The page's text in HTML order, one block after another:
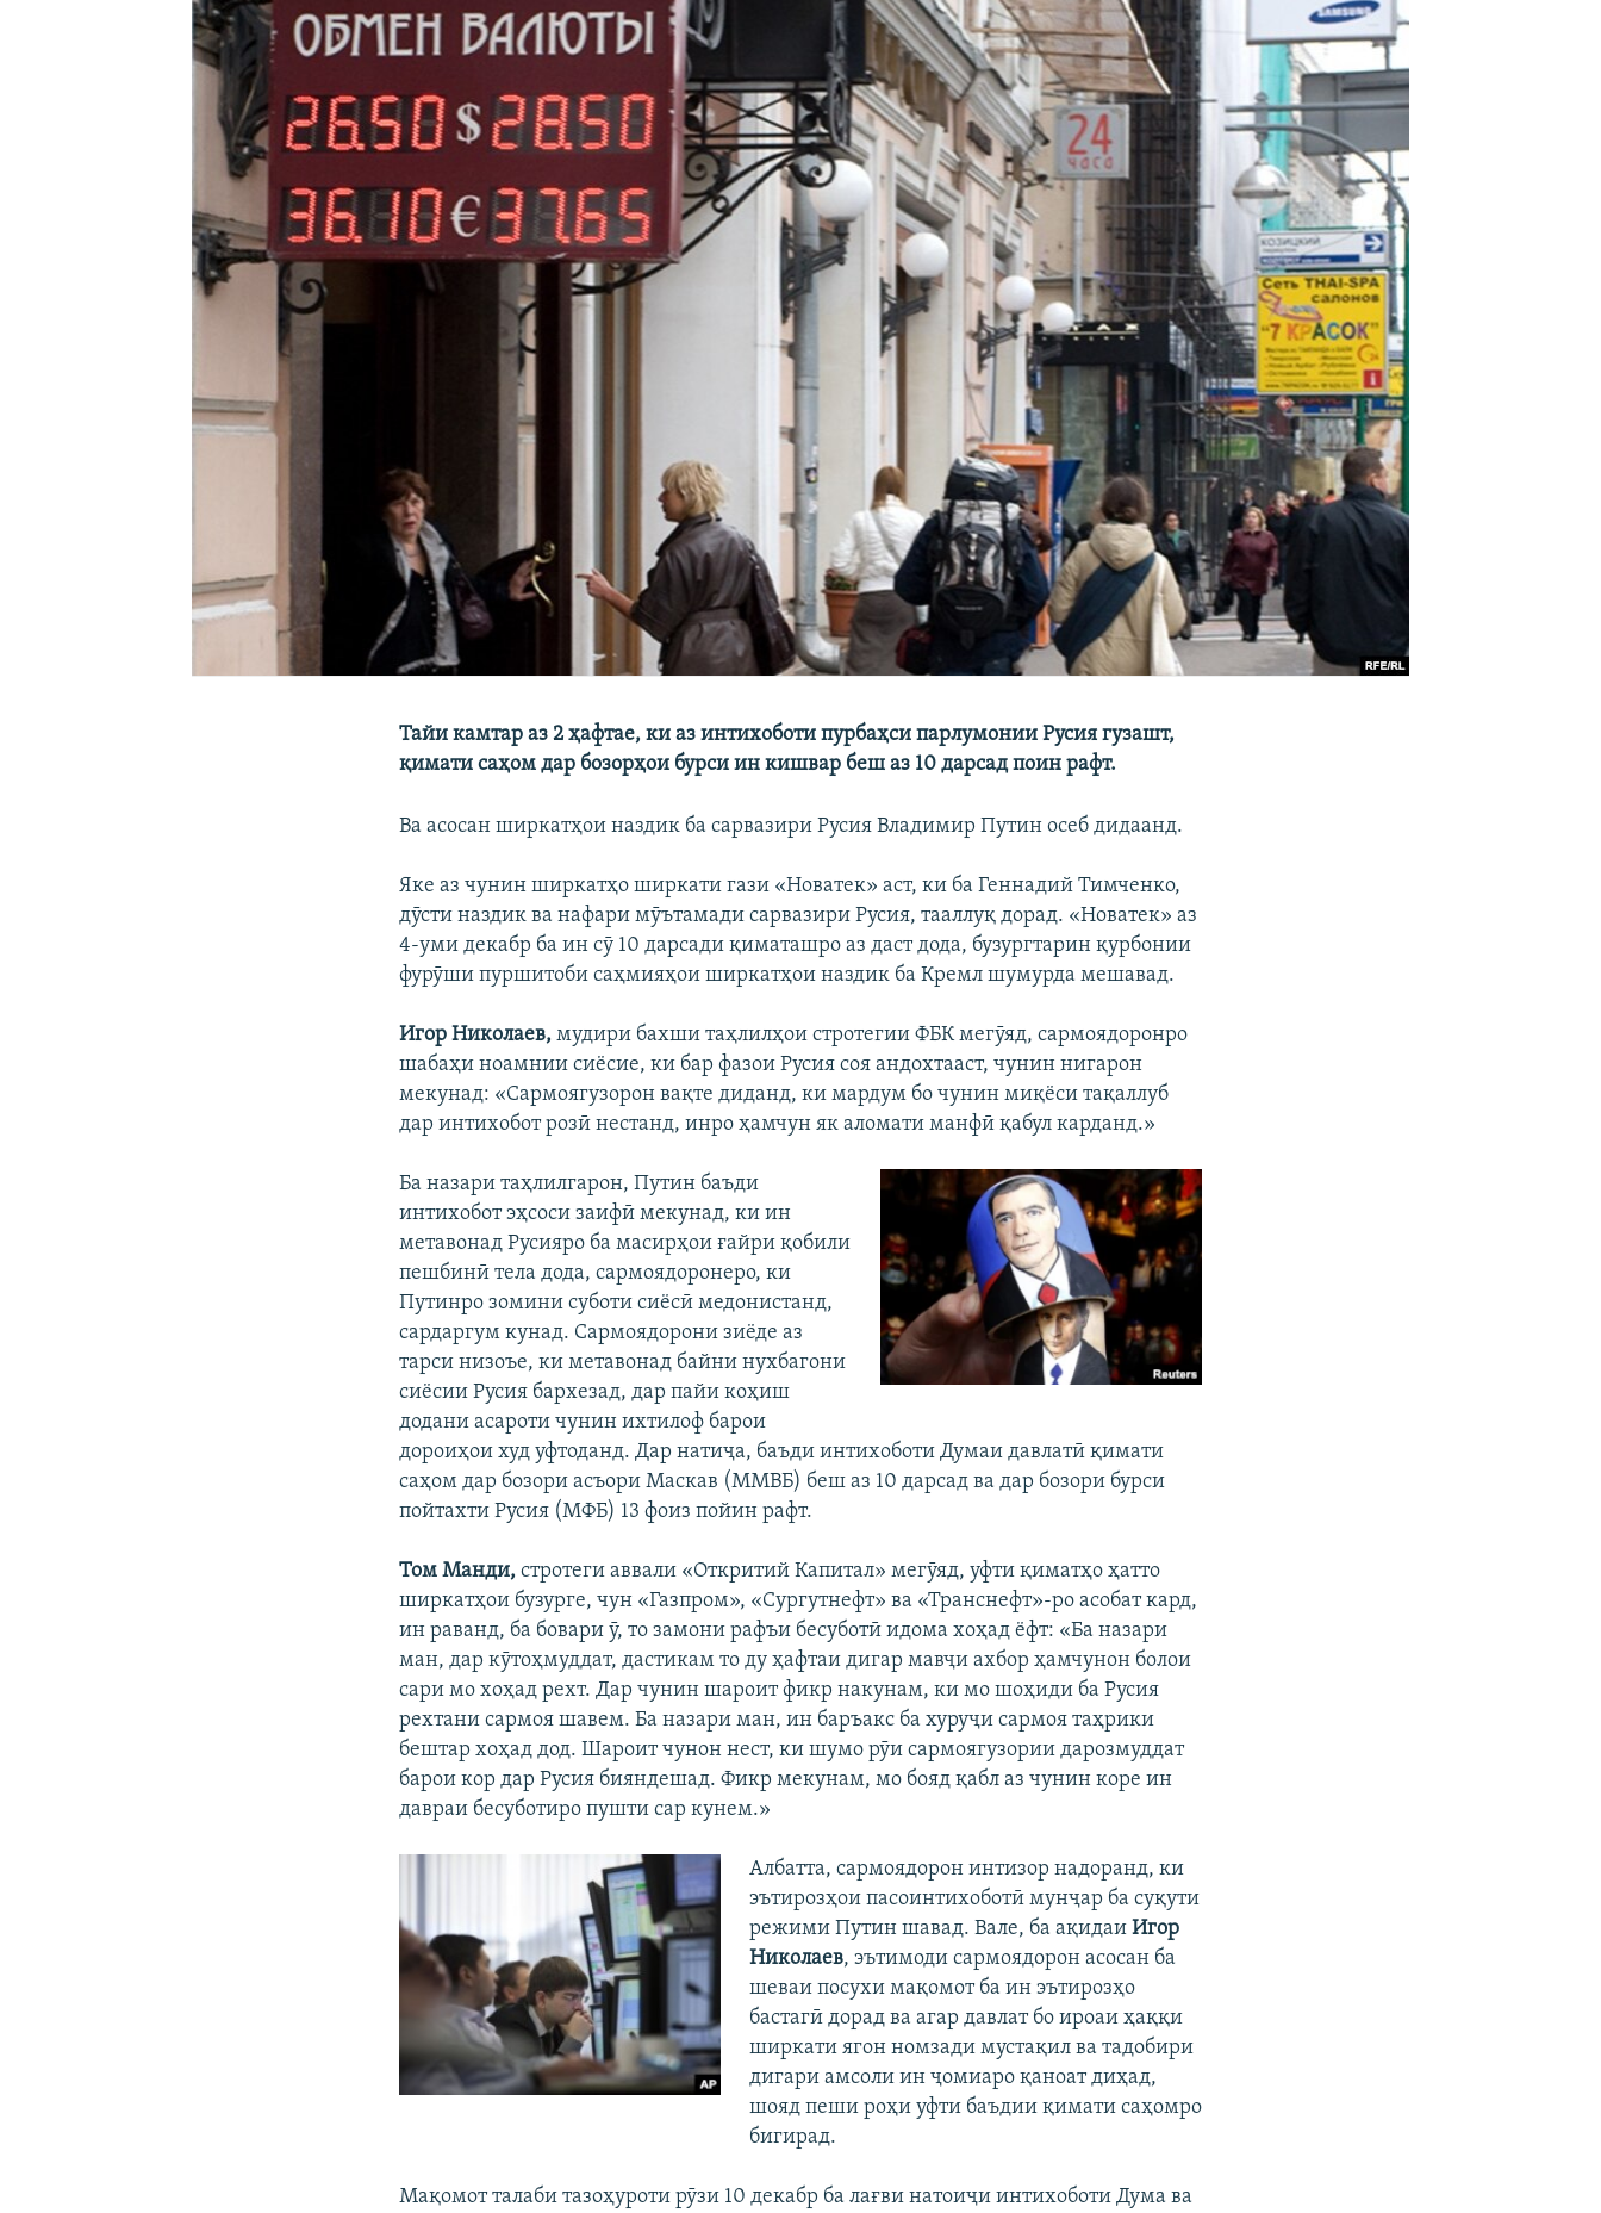
Тайи камтар аз 2 ҳафтае, ки аз интихоботи пурбаҳси парлумонии Русия гузашт,
қимати саҳом дар бозорҳои бурси ин кишвар беш аз 10 дарсад поин рафт.
Ва асосан ширкатҳои наздик ба сарвазири Русия Владимир Путин осеб дидаанд.
Яке аз чунин ширкатҳо ширкати гази «Новатек» аст, ки ба Геннадий Тимченко,
дӯсти наздик ва нафари мӯътамади сарвазири Русия, тааллуқ дорад. «Новатек» аз
4-уми декабр ба ин сӯ 10 дарсади қиматашро аз даст дода, бузургтарин қурбонии
фурӯши пуршитоби саҳмияҳои ширкатҳои наздик ба Кремл шумурда мешавад.
Игор Николаев, мудири бахши таҳлилҳои стротегии ФБК мегӯяд, сармоядоронро
шабаҳи ноамнии сиёсие, ки бар фазои Русия соя андохтааст, чунин нигарон
мекунад: «Сармоягузорон вақте диданд, ки мардум бо чунин миқёси тақаллуб
дар интихобот розӣ нестанд, инро ҳамчун як аломати манфӣ қабул карданд.»
Ба назари таҳлилгарон, Путин баъди
интихобот эҳсоси заифӣ мекунад, ки ин
метавонад Русияро ба масирҳои ғайри қобили
пешбинӣ тела дода, сармоядоронеро, ки
Путинро зомини суботи сиёсӣ медонистанд,
сардаргум кунад. Сармоядорони зиёде аз
тарси низоъе, ки метавонад байни нухбагони
сиёсии Русия бархезад, дар пайи коҳиш
додани асароти чунин ихтилоф барои
дороиҳои худ уфтоданд. Дар натиҷа, баъди интихоботи Думаи давлатӣ қимати
саҳом дар бозори асъори Маскав (ММВБ) беш аз 10 дарсад ва дар бозори бурси
пойтахти Русия (МФБ) 13 фоиз пойин рафт.
Том Манди, стротеги аввали «Откритий Капитал» мегӯяд, уфти қиматҳо ҳатто
ширкатҳои бузурге, чун «Газпром», «Сургутнефт» ва «Транснефт»-ро асобат кард,
ин раванд, ба бовари ӯ, то замони рафъи бесуботӣ идома хоҳад ёфт: «Ба назари
ман, дар кӯтоҳмуддат, дастикам то ду ҳафтаи дигар мавҷи ахбор ҳамчунон болои
сари мо хоҳад рехт. Дар чунин шароит фикр накунам, ки мо шоҳиди ба Русия
рехтани сармоя шавем. Ба назари ман, ин баръакс ба хуруҷи сармоя таҳрики
бештар хоҳад дод. Шароит чунон нест, ки шумо рӯи сармоягузории дарозмуддат
барои кор дар Русия бияндешад. Фикр мекунам, мо бояд қабл аз чунин коре ин
давраи бесуботиро пушти сар кунем.»
Албатта, сармоядорон интизор надоранд, ки
эътирозҳои пасоинтихоботӣ мунҷар ба суқути
режими Путин шавад. Вале, ба ақидаи Игор
Николаев, эътимоди сармоядорон асосан ба
шеваи посухи мақомот ба ин эътирозҳо
бастагӣ дорад ва агар давлат бо ироаи ҳаққи
ширкати ягон номзади мустақил ва тадобири
дигари амсоли ин ҷомиаро қаноат диҳад,
шояд пеши роҳи уфти баъдии қимати саҳомро
бигирад.
Мақомот талаби тазоҳуроти рӯзи 10 декабр ба лағви натоиҷи интихоботи Дума ва